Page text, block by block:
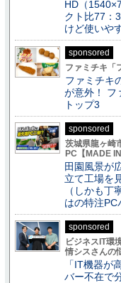
HD（
クト比77：
けど使いや
sponsored
ファミチキ「
ファミチキ
が意外！ フ
トップ3
sponsored
茨城県龍ヶ崎
PC【MADE
田園風景が
立て工場を
（しかも丁
はの特注PC
sponsored
ビジネスIT環
情シスさんの
「IT機器が
バー不在で